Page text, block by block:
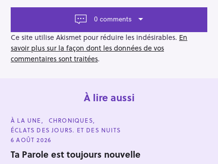
a
o
n
0 comments
Ce site utilise Akismet pour réduire les indésirables. En
savoir plus sur la façon dont les données de vos
commentaires sont traitées.
À lire aussi
C
A
T
E
G
O
R
À LA UNE
CHRONIQUES
ÉCLATS DES JOURS. ET DES NUITS
6 AOÛT 2026
Ta Parole est toujours nouvelle